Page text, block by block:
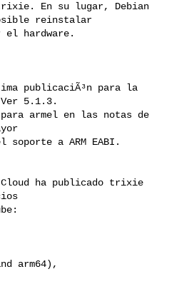
En su lugar, Debian
reinstalar
el hardware.
publicaciÃ³n para la
5.1.3.
armel en las notas de
soporte a ARM EABI.
Cloud ha publicado trixie
arm64),